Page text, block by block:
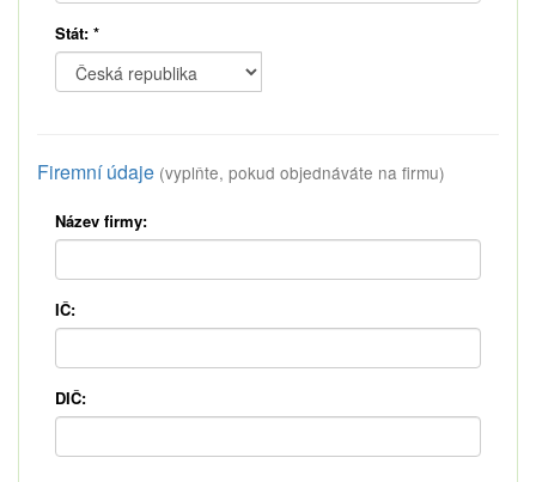
Stát: *
Firemní údaje (vyplňte, pokud objednáváte na firmu)
Název firmy:
IČ:
DIČ: